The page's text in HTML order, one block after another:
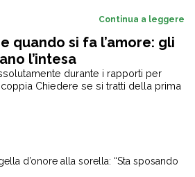
Continua a leggere
quando si fa l’amore: gli
l’intesa
durante i rapporti per
Chiedere se si tratti della prima